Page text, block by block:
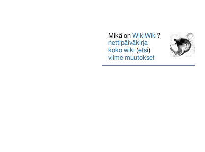
Mikä onWikiWiki?
nettipäiväkirja
koko wiki (etsi)
viime muutokset